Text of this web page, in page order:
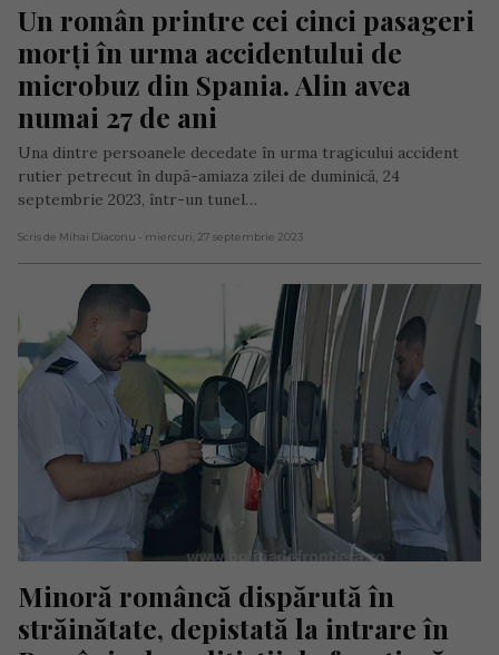
Un român printre cei cinci pasageri
morți în urma accidentului de
microbuz din Spania. Alin avea
numai 27 de ani
Una dintre persoanele decedate în urma tragicului accident
rutier petrecut în după-amiaza zilei de duminică, 24
septembrie 2023, într-un tunel…
Scris de Mihai Diaconu - miercuri, 27 septembrie 2023
Minoră româncă dispărută în
străinătate, depistată la intrare în